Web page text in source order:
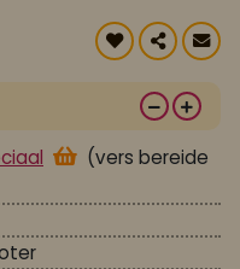
(vers bereide